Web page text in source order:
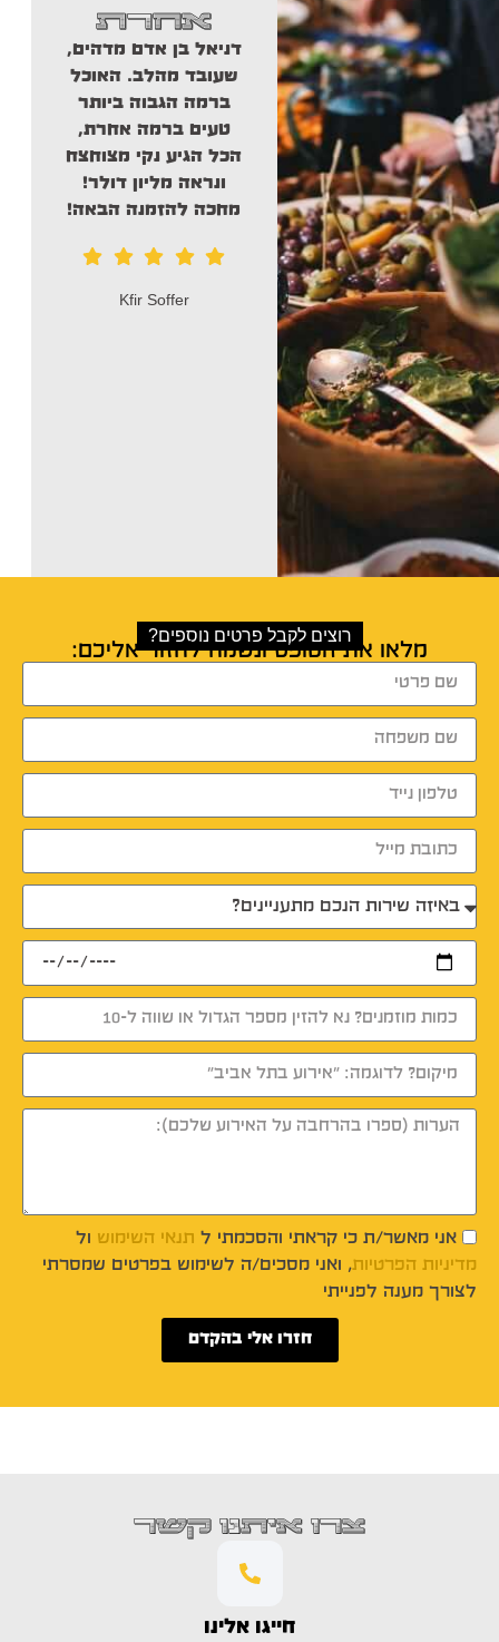
בר/בת מצווה , אני
רוצה להמליץ מכל
הלב על נויה פוד!
יסדרו לכם אירוע
הצגה. מכינים
אוכל מהלב, סושי
מספר אחד בארץ
חברים ממליץ בחום .
איתי דניאל
אחרת
דניאל בן אדם מדהים,
שעובד מהלב. האוכל
ברמה הגבוה ביותר
טעים ברמה אחרת,
הכל הגיע נקי מצוחצח
ונראה מליון דולר!
מחכה להזמנה הבאה!
‏‎Kfir Soffer
רוצים לקבל פרטים נוספים?
מלאו את הטופס ונשמח לחזור אליכם:
אני מאשר/ת כי קראתי והסכמתי ל תנאי השימוש ול
מדיניות הפרטיות, ואני מסכים/ה לשימוש בפרטים שמסרתי
לצורך מענה לפנייתי
חזרו אלי בהקדם
צרו איתנו קשר
חייגו אלינו